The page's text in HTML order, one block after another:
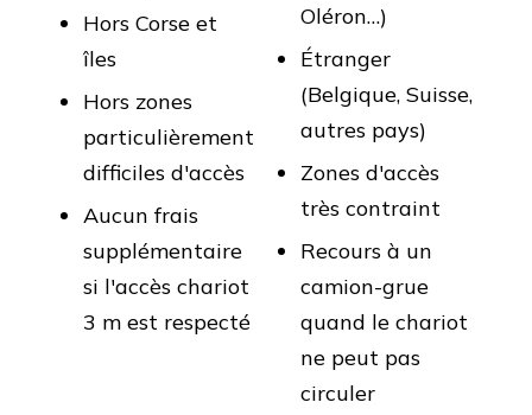
Hors Corse et
îles
Hors zones
particulièrement
difficiles d'accès
Aucun frais
supplémentaire
si l'accès chariot
3 m est respecté
Oléron…)
Étranger
(Belgique, Suisse,
autres pays)
Zones d'accès
très contraint
Recours à un
camion-grue
quand le chariot
ne peut pas
circuler